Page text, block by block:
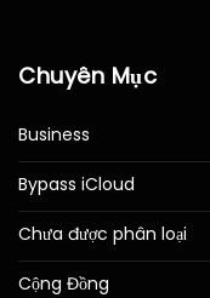
Chuyên Mục
Business
Bypass iCloud
Chưa được phân loại
Cộng Đồng